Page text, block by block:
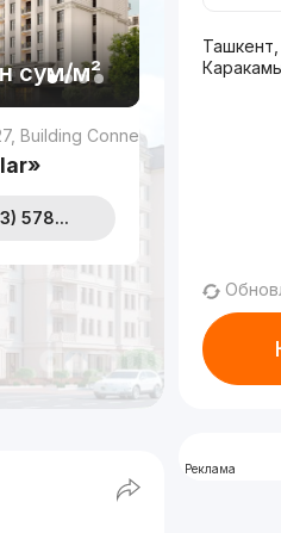
сум/м²
, Building Connection
578...
Ташкент,
Реклама